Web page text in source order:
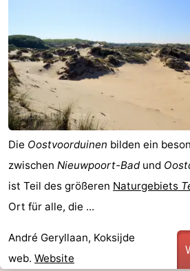
Die Oostvoorduinen bilden ein
zwischen Nieuwpoort-Badund
ist Teil des größeren Naturgebiets
Ort für alle, die ...
André Geryllaan, Koksijde
web. Website